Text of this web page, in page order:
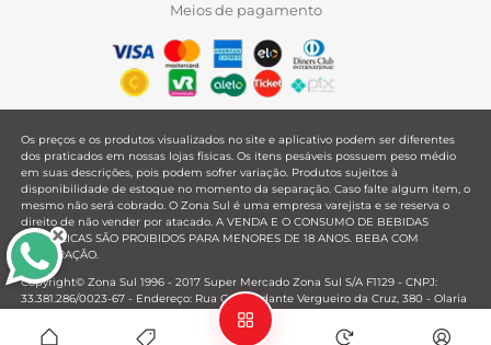
Meios de pagamento
Os preços e os produtos visualizados no site e aplicativo podem ser diferentes
dos praticados em nossas lojas físicas. Os itens pesáveis possuem peso médio
em suas descrições, pois podem sofrer variação. Produtos sujeitos à
disponibilidade de estoque no momento da separação. Caso falte algum item, o
mesmo não será cobrado. O Zona Sul é uma empresa varejista e se reserva o
direito de não vender por atacado. A VENDA E O CONSUMO DE BEBIDAS
ALCOÓLICAS SÃO PROIBIDOS PARA MENORES DE 18 ANOS. BEBA COM
MODERAÇÃO.
Copyright© Zona Sul 1996 - 2017 Super Mercado Zona Sul S/A F1129 - CNPJ:
33.381.286/0023-67 - Endereço: Rua Comandante Vergueiro da Cruz, 380 - Olaria
- Rio de Janeiro - RJ - CEP: 21021-020